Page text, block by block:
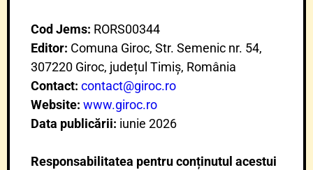
Cod Jems: RORS00344
Editor: Comuna Giroc, Str. Semenic nr. 54,
307220 Giroc, județul Timiș, România
Contact: contact@giroc.ro
Website: www.giroc.ro
Data publicării: iunie 2026
Responsabilitatea pentru conținutul acestui